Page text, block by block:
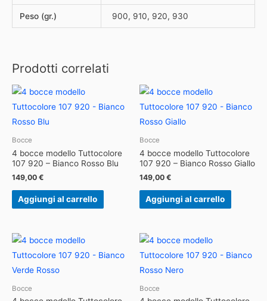
Peso (gr.) 900, 910, 920, 930
Prodotti correlati
Bocce
4 bocce modello Tuttocolore
107 920 – Bianco Rosso Blu
149,00 €
Aggiungi al carrello
Bocce
4 bocce modello Tuttocolore
107 920 – Bianco Rosso Giallo
149,00 €
Aggiungi al carrello
Bocce Bocce